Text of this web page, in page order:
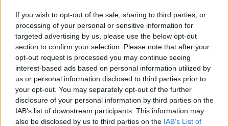
If you wish to opt-out of the sale, sharing to third parties, or
processing of your personal or sensitive information for
targeted advertising by us, please use the below opt-out
section to confirm your selection. Please note that after your
opt-out request is processed you may continue seeing
interest-based ads based on personal information utilized by
us or personal information disclosed to third parties prior to
your opt-out. You may separately opt-out of the further
disclosure of your personal information by third parties on the
IAB’s list of downstream participants. This information may
also be disclosed by us to third parties on the IAB’s List of
Epoxy (epoksi) sto za
frizerski salon
Na upit
prije 22 dana
Dostupno
Mini sto za kafu-Epoxy
450 KM
prije 22 dana